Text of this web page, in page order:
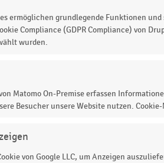
(2024)
Naturkostfachgeschäfte und
in Deutschland nach
ermöglichen grundlegende Funktionen
Compliance (GDPR Compliance) von
wurden.
Matomo On-Premise erfassen
Besucher unsere Website nutzen.
von Google LLC, um Anzeigen